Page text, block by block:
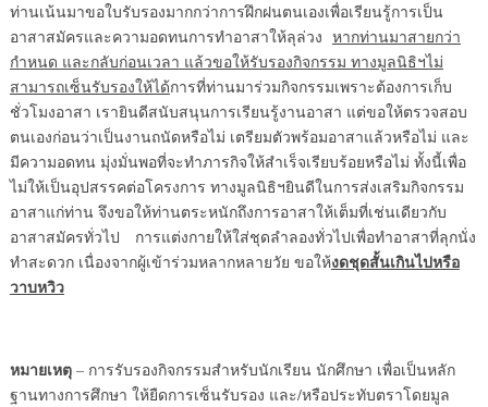
ท่านเน้นมาขอใบรับรองมากกว่าการฝึกฝนตนเองเพื่อเรียนรู้การเป็น
อาสาสมัครและความอดทนการทำอาสาให้ลุล่วง หากท่านมาสายกว่า
กำหนด และกลับก่อนเวลา แล้วขอให้รับรองกิจกรรม ทางมูลนิธิฯไม่
สามารถเซ็นรับรองให้ได้การที่ท่านมาร่วมกิจกรรมเพราะต้องการเก็บ
ชั่วโมงอาสา เรายินดีสนับสนุนการเรียนรู้งานอาสา แต่ขอให้ตรวจสอบ
ตนเองก่อนว่าเป็นงานถนัดหรือไม่ เตรียมตัวพร้อมอาสาแล้วหรือไม่ และ
มีความอดทน มุ่งมั่นพอที่จะทำภารกิจให้สำเร็จเรียบร้อยหรือไม่ ทั้งนี้เพื่อ
ไม่ให้เป็นอุปสรรคต่อโครงการ ทางมูลนิธิฯยินดีในการส่งเสริมกิจกรรม
อาสาแก่ท่าน จึงขอให้ท่านตระหนักถึงการอาสาให้เต็มที่เช่นเดียวกับ
อาสาสมัครทั่วไป การแต่งกายให้ใส่ชุดลำลองทั่วไปเพื่อทำอาสาที่ลุกนั่ง
ทำสะดวก เนื่องจากผู้เข้าร่วมหลากหลายวัย ขอให้งดชุดสั้นเกินไปหรือ
วาบหวิว
หมายเหตุ– การรับรองกิจกรรมสำหรับนักเรียน นักศึกษา เพื่อเป็นหลัก
ฐานทางการศึกษา ให้ยืดการเซ็นรับรอง และ/หรือประทับตราโดยมูล